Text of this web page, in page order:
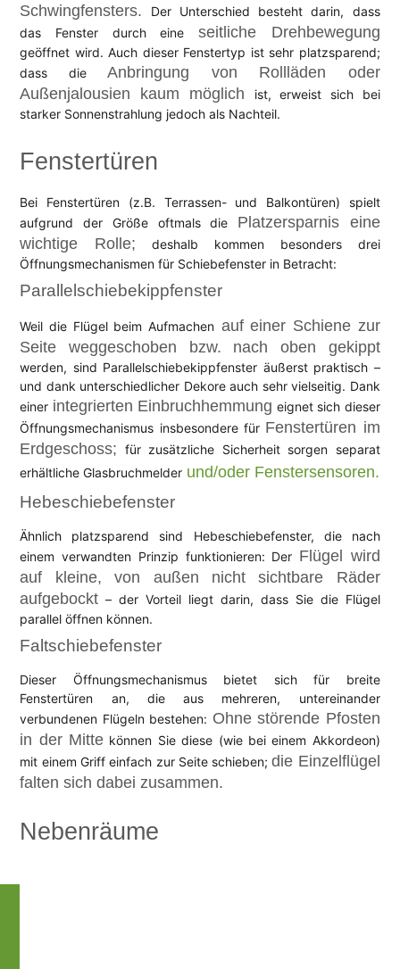
Schwingfensters. Der Unterschied besteht darin, dass
das Fenster durch eine seitliche Drehbewegung
geöffnet wird. Auch dieser Fenstertyp ist sehr platzsparend;
dass dieAnbringung von Rollläden oder
Außenjalousien kaum möglich
ist, erweist sich bei
starker Sonnenstrahlung jedoch als Nachteil.
Fenstertüren
Bei Fenstertüren (z.B. Terrassen- und Balkontüren) spielt
aufgrund der Größe oftmals die Platzersparnis eine
wichtige Rolle; deshalb kommen besonders drei
Öffnungsmechanismen für Schiebefenster in Betracht:
Parallelschiebekippfenster
Weil die Flügel beim Aufmachen auf einer Schiene zur
Seite weggeschoben bzw. nach oben gekippt
werden, sind Parallelschiebekippfenster äußerst praktisch –
und dank unterschiedlicher Dekore auch sehr vielseitig. Dank
einer integrierten Einbruchhemmung eignet sich dieser
Öffnungsmechanismus insbesondere für Fenstertüren im
Erdgeschoss; für zusätzliche Sicherheit sorgen separat
erhältliche Glasbruchmelder und/oder Fenstersensoren.
Hebeschiebefenster
Ähnlich platzsparend sind Hebeschiebefenster, die nach
einem verwandten Prinzip funktionieren: Der Flügel wird
auf kleine, von außen nicht sichtbare Räder
aufgebockt – der Vorteil liegt darin, dass Sie die Flügel
parallel öffnen können.
Faltschiebefenster
Dieser Öffnungsmechanismus bietet sich für breite
Fenstertüren an, die aus mehreren, untereinander
verbundenen Flügeln bestehen: Ohne störende Pfosten
in der Mitte können Sie diese (wie bei einem Akkordeon)
mit einem Griff einfach zur Seite schieben;die Einzelflügel
falten sich dabei zusammen.
Nebenräume